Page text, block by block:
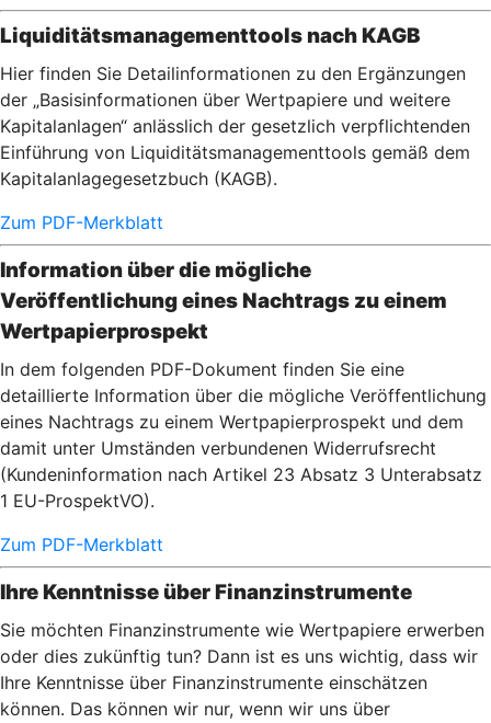
Liquiditätsmanagementtools nach KAGB
Hier finden Sie Detailinformationen zu den Ergänzungen
der „Basisinformationen über Wertpapiere und weitere
Kapitalanlagen“ anlässlich der gesetzlich verpflichtenden
Einführung von Liquiditätsmanagementtools gemäß dem
Kapitalanlagegesetzbuch (KAGB).
Zum PDF-Merkblatt
Information über die mögliche
Veröffentlichung eines Nachtrags zu einem
Wertpapierprospekt
In dem folgenden PDF-Dokument finden Sie eine
detaillierte Information über die mögliche Veröffentlichung
eines Nachtrags zu einem Wertpapierprospekt und dem
damit unter Umständen verbundenen Widerrufsrecht
(Kundeninformation nach Artikel 23 Absatz 3 Unterabsatz
1 EU-ProspektVO).
Zum PDF-Merkblatt
Ihre Kenntnisse über Finanzinstrumente
Sie möchten Finanzinstrumente wie Wertpapiere erwerben
oder dies zukünftig tun? Dann ist es uns wichtig, dass wir
Ihre Kenntnisse über Finanzinstrumente einschätzen
können. Das können wir nur, wenn wir uns über